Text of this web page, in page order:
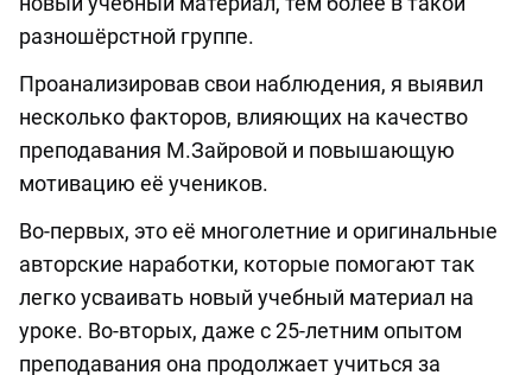
разношёрстной группе.
Проанализировав свои наблюдения, я выявил
несколько факторов, влияющих на качество
преподавания М.Зайровой и повышающую
мотивацию её учеников.
Во-первых, это её многолетние и оригинальные
авторские наработки, которые помогают так
легко усваивать новый учебный материал на
уроке. Во-вторых, даже с 25-летним опытом
преподавания она продолжает учиться за